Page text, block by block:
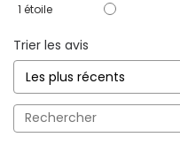
1 étoile
Trier les avis